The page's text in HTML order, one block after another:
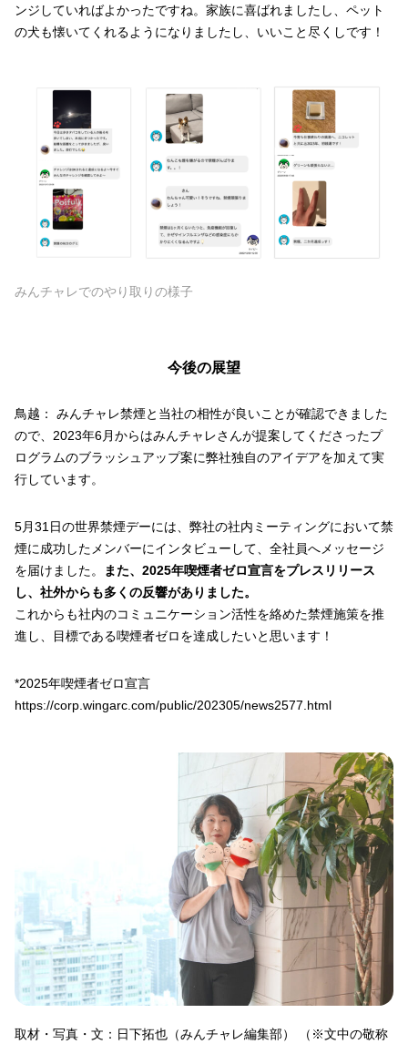
ンジしていればよかったですね。家族に喜ばれましたし、ペット
の犬も懐いてくれるようになりましたし、いいこと尽くしです！
みんチャレでのやり取りの様子
今後の展望
鳥越： みんチャレ禁煙と当社の相性が良いことが確認できました
ので、2023年6月からはみんチャレさんが提案してくださったプ
ログラムのブラッシュアップ案に弊社独自のアイデアを加えて実
行しています。
5月31日の世界禁煙デーには、弊社の社内ミーティングにおいて禁
煙に成功したメンバーにインタビューして、全社員へメッセージ
を届けました。
また、2025年喫煙者ゼロ宣言をプレスリリース
し、社外からも多くの反響がありました。
これからも社内のコミュニケーション活性を絡めた禁煙施策を推
進し、目標である喫煙者ゼロを達成したいと思います！
*2025年喫煙者ゼロ宣言
https://corp.wingarc.com/public/202305/news2577.html
取材・写真・文：日下拓也（みんチャレ編集部） （※文中の敬称